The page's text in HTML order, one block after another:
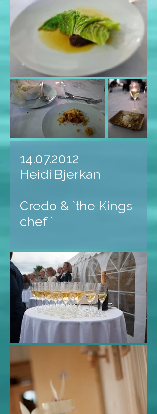
14.07.2012
Heidi Bjerkan
Credo & `the Kings
chef `